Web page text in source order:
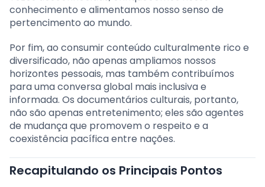
conhecimento e alimentamos nosso senso de
pertencimento ao mundo.
Por fim, ao consumir conteúdo culturalmente rico e
diversificado, não apenas ampliamos nossos
horizontes pessoais, mas também contribuímos
para uma conversa global mais inclusiva e
informada. Os documentários culturais, portanto,
não são apenas entretenimento; eles são agentes
de mudança que promovem o respeito e a
coexistência pacífica entre nações.
Recapitulando os Principais Pontos